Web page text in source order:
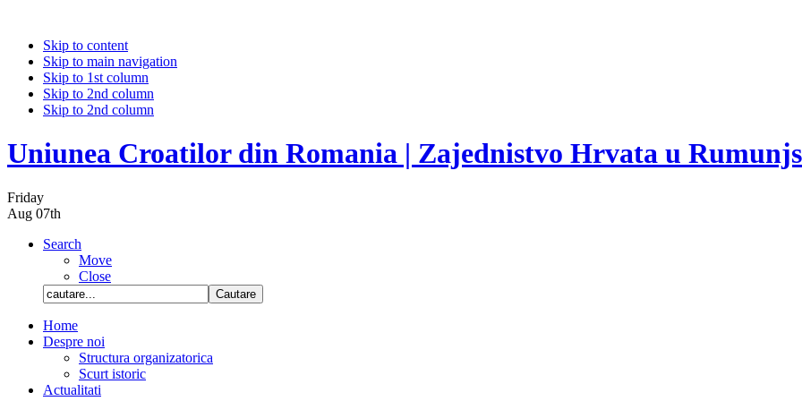
Skip to content
Skip to main navigation
Skip to 1st column
Skip to 2nd column
Skip to 2nd column
Uniunea Croatilor din Romania | Zajednistvo Hrvata u
Friday
Aug 07th
Search
Move
Close
Home
Despre noi
Structura organizatorica
Scurt istoric
Actualitati